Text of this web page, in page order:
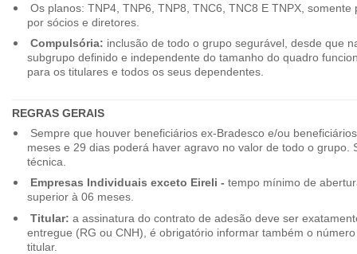
Os planos: TNP4, TNP6, TNP8, TNC6, TNC8 E TNPX,
por sócios e diretores.
Compulsória: inclusão de todo o grupo segurável, desde que
subgrupo definido e independente do tamanho do quadro
para os titulares e todos os seus dependentes.
REGRAS GERAIS
Sempre que houver beneficiários ex-Bradesco e/ou
meses e 29 dias poderá haver agravo no valor de todo o grupo.
técnica.
Empresas Individuais exceto Eireli - tempo mínimo de
superior à 06 meses.
Titular: a assinatura do contrato de adesão deve ser
entregue (RG ou CNH), é obrigatório informar também o
titular.